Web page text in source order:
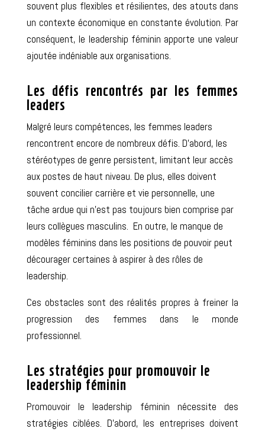
souvent plus flexibles et résilientes, des atouts dans
un contexte économique en constante évolution. Par
conséquent, le leadership féminin apporte une valeur
ajoutée indéniable aux organisations.
Les défis rencontrés par les femmes
leaders
Malgré leurs compétences, les femmes leaders
rencontrent encore de nombreux défis. D’abord, les
stéréotypes de genre persistent, limitant leur accès
aux postes de haut niveau. De plus, elles doivent
souvent concilier carrière et vie personnelle, une
tâche ardue qui n’est pas toujours bien comprise par
leurs collègues masculins. En outre, le manque de
modèles féminins dans les positions de pouvoir peut
découragercertaines à aspirer à des rôles de
leadership.
Ces obstacles sont des réalités propres à freinerla
progression des femmes dans le monde
professionnel.
Les stratégies pour promouvoir le
leadership féminin
Promouvoir le leadership féminin nécessite des
stratégies ciblées. D’abord, les entreprises doivent